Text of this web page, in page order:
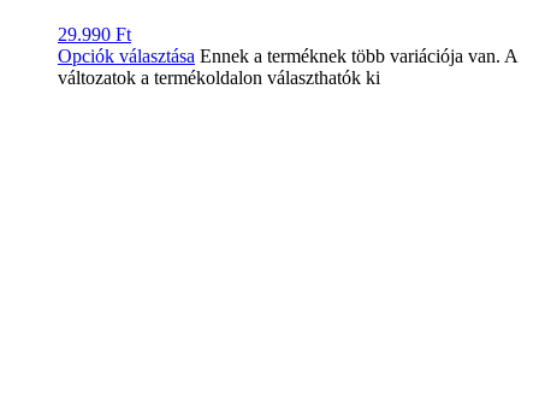
29.990 Ft
Opciók választása Ennek a terméknek több variációja van. A
változatok a termékoldalon választhatók ki